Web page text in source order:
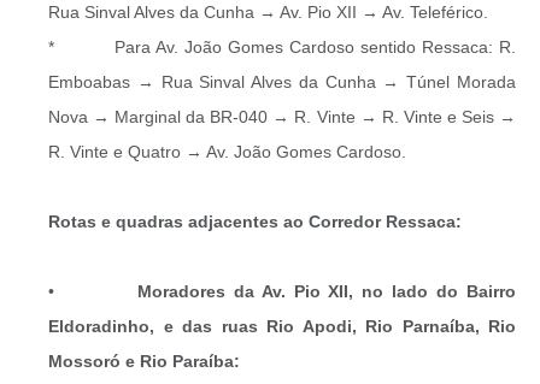
Rua Sinval Alves da Cunha → Av. Pio XII → Av. Teleférico.
* Para Av. João Gomes Cardoso sentido Ressaca: R.
Emboabas → Rua Sinval Alves da Cunha → Túnel Morada
Nova → Marginal da BR-040 → R. Vinte → R. Vinte e Seis →
R. Vinte e Quatro → Av. João Gomes Cardoso.
Rotas e quadras adjacentes ao Corredor Ressaca:
• Moradores da Av. Pio XII, no lado do Bairro
Eldoradinho, e das ruas Rio Apodi, Rio Parnaíba, Rio
Mossoró e Rio Paraíba: